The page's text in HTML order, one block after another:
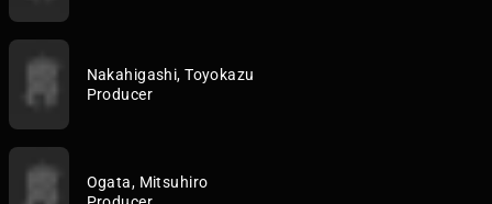
Nakahigashi, Toyokazu
Producer
Ogata, Mitsuhiro